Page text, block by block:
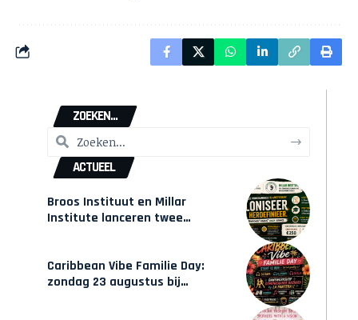
ZOEKEN...
ACTUEEL
Broos Instituut en Millar
Institute lanceren twee
Caribbean Vibe Familie Day:
zondag 23 augustus bij